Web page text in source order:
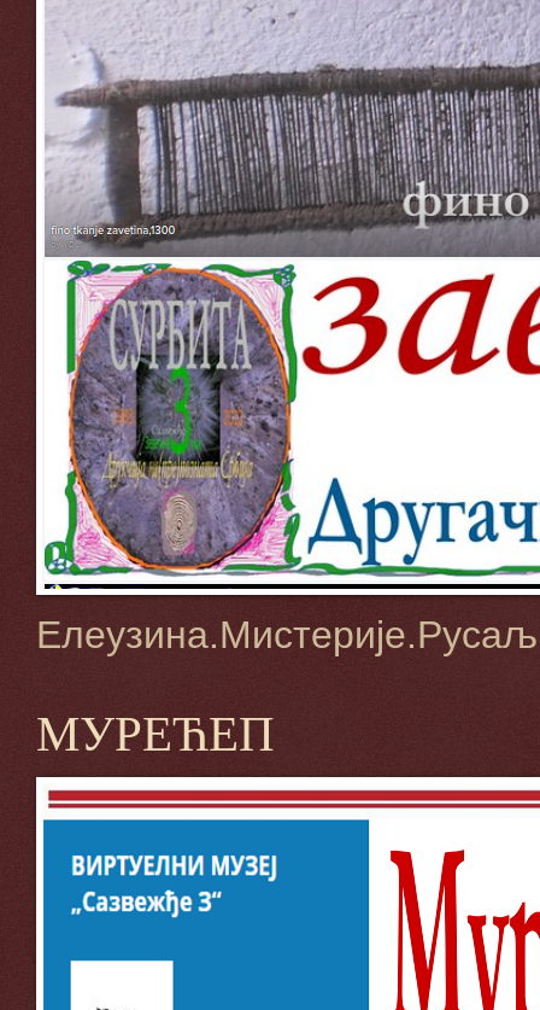
Елеузина.Мистерије.Русаљ
МУРЕЋЕП